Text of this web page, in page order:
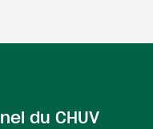
du CHUV